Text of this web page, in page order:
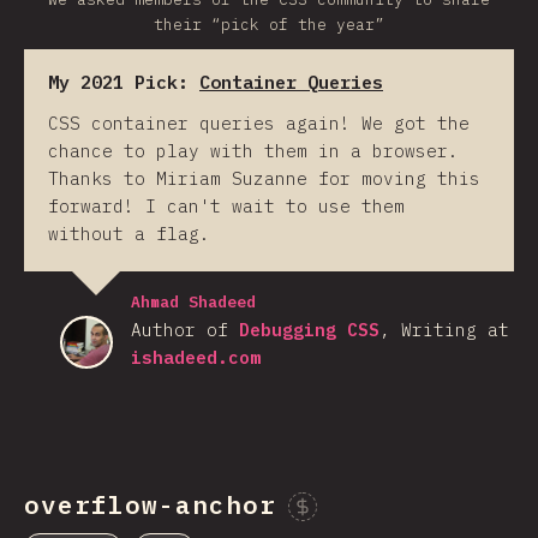
their “pick of the year”
My 2021 Pick: Container Queries
CSS container queries again! We got the
chance to play with them in a browser.
Thanks to Miriam Suzanne for moving this
forward! I can't wait to use them
without a flag.
Ahmad Shadeed
Author of Debugging CSS , Writing at
ishadeed.com
overflow-anchor